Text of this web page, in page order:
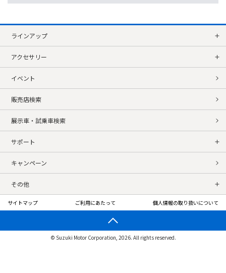
ラインアップ
アクセサリー
イベント
販売店検索
展示車・試乗車検索
サポート
キャンペーン
その他
サイトマップ ご利用にあたって 個人情報の取り扱いについて
© Suzuki Motor Corporation, 2026. All rights reserved.